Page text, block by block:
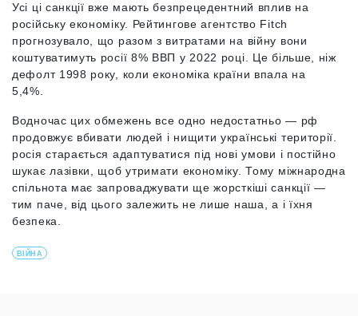
Усі ці санкції вже мають безпрецедентний вплив на
російську економіку. Рейтингове агентство Fitch
прогнозувало, що разом з витратами на війну вони
коштуватимуть росії 8% ВВП у 2022 році. Це більше, ніж
дефолт 1998 року, коли економіка країни впала на
5,4%.
Водночас цих обмежень все одно недостатньо — рф
продовжує вбивати людей і нищити українські території.
росія старається адаптуватися під нові умови і постійно
шукає лазівки, щоб утримати економіку. Тому міжнародна
спільнота має запроваджувати ще жорсткіші санкції —
тим паче, від цього залежить не лише наша, а і їхня
безпека.
ВІЙНА